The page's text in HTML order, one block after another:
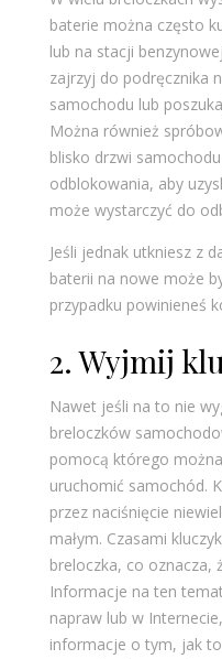
baterie można często
lub na stacji
zajrzyj do podręcznika
samochodu lub
Można również
blisko drzwi
odblokowania, aby
może wystarczyć do
Jeśli jednak utkniesz z
baterii na nowe może
przypadku powinieneś
2. Wyjmij
Nawet jeśli na to nie
breloczków
pomocą którego
uruchomić samochód.
przez naciśnięcie
małym. Czasami
breloczka, co oznacza,
Informacje na ten
napraw lub w
informacje o tym, jak